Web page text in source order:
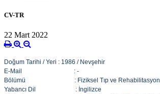
CV-TR
22 Mart 2022
Doğum Tarihi / Yeri : 1986 / Nevşehir
E-Mail : -
Bölümü : Fiziksel Tıp ve Rehabilitasyon
Yabancı Dil : İngilizce